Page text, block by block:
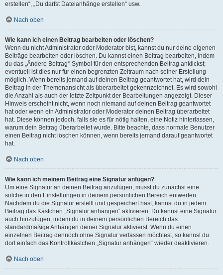
erstellen“, „Du darfst Dateianhänge erstellen“ usw.
Nach oben
Wie kann ich einen Beitrag bearbeiten oder löschen?
Wenn du nicht Administrator oder Moderator bist, kannst du nur deine eigenen
Beiträge bearbeiten oder löschen. Du kannst einen Beitrag bearbeiten, indem
du das „Ändere Beitrag“-Symbol für den entsprechenden Beitrag anklickst;
eventuell ist dies nur für einen begrenzten Zeitraum nach seiner Erstellung
möglich. Wenn bereits jemand auf deinen Beitrag geantwortet hat, wird dein
Beitrag in der Themenansicht als überarbeitet gekennzeichnet. Es wird sowohl
die Anzahl als auch der letzte Zeitpunkt der Bearbeitungen angezeigt. Dieser
Hinweis erscheint nicht, wenn noch niemand auf deinen Beitrag geantwortet
hat oder wenn ein Administrator oder Moderator deinen Beitrag überarbeitet
hat. Diese können jedoch, falls sie es für nötig halten, eine Notiz hinterlassen,
warum dein Beitrag überarbeitet wurde. Bitte beachte, dass normale Benutzer
einen Beitrag nicht löschen können, wenn bereits jemand darauf geantwortet
hat.
Nach oben
Wie kann ich meinem Beitrag eine Signatur anfügen?
Um eine Signatur an deinen Beitrag anzufügen, musst du zunächst eine
solche in den Einstellungen in deinem persönlichen Bereich entwerfen.
Nachdem du die Signatur erstellt und gespeichert hast, kannst du in jedem
Beitrag das Kästchen „Signatur anhängen“ aktivieren. Du kannst eine Signatur
auch hinzufügen, indem du in deinem persönlichen Bereich das
standardmäßige Anhängen deiner Signatur aktivierst. Wenn du einen
einzelnen Beitrag dennoch ohne Signatur verfassen möchtest, so kannst du
dort einfach das Kontrollkästchen „Signatur anhängen“ wieder deaktivieren.
Nach oben